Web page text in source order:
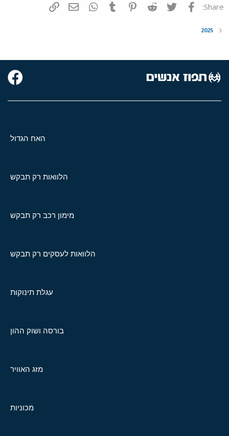
Share: פייסבוק Twitter
Reddit
Pinterest
Tumblr
WhatsAppדואר אלקטרוני
2025
האח הגדול
הלוואות רק תבקש
מימון רכב רק תבקש
הלוואות לעסקים רק תבקש
עגלת תינוקות
בורסה ושוק ההון
מזג האוויר
מכוניות